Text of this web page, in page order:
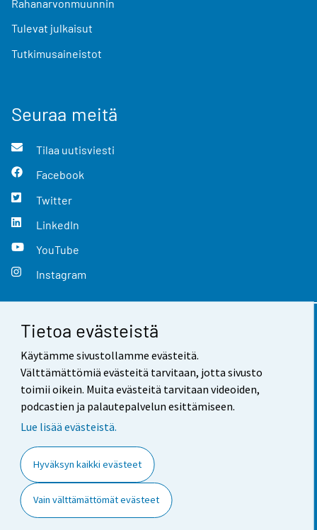
Tietoa evästeistä
Käytämme sivustollamme evästeitä.
Välttämättömiä evästeitä tarvitaan, jotta sivusto
toimii oikein. Muita evästeitä tarvitaan videoiden,
podcastien ja palautepalvelun esittämiseen.
Lue lisää evästeistä.
Hyväksyn kaikki evästeet
Vain välttämättömät evästeet
Rahanarvonmuunnin
Tulevat julkaisut
Tutkimusaineistot
Seuraa meitä
Tilaa uutisviesti
Facebook
Twitter
LinkedIn
YouTube
Instagram
Yhteystiedot
Palaute
Käyttöehdot
Saavutettavuus
Tietoa sivustosta
Evästeasetukset